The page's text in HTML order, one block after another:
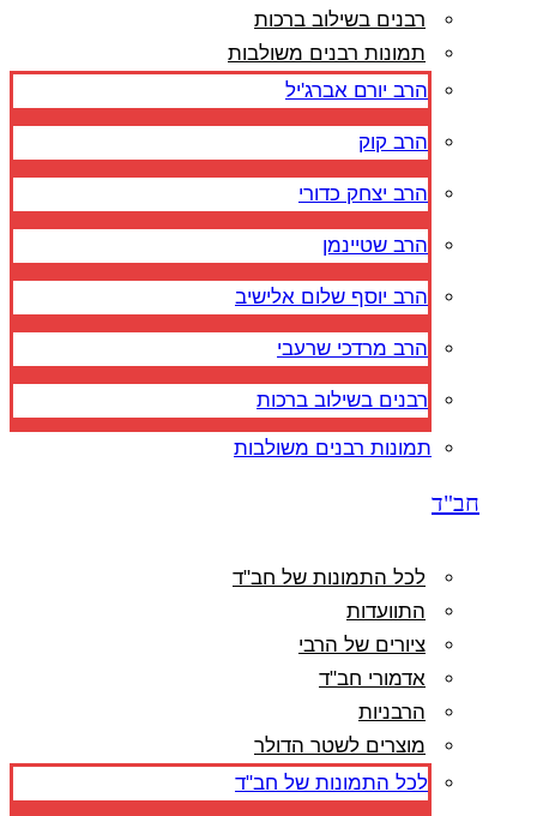
רבנים בשילוב ברכות
תמונות רבנים משולבות
הרב יורם אברג'יל
הרב קוק
הרב יצחק כדורי
הרב שטיינמן
הרב יוסף שלום אלישיב
הרב מרדכי שרעבי
רבנים בשילוב ברכות
תמונות רבנים משולבות
חב"ד
לכל התמונות של חב"ד
התוועדות
ציורים של הרבי
אדמורי חב"ד
הרבניות
מוצרים לשטר הדולר
לכל התמונות של חב"ד